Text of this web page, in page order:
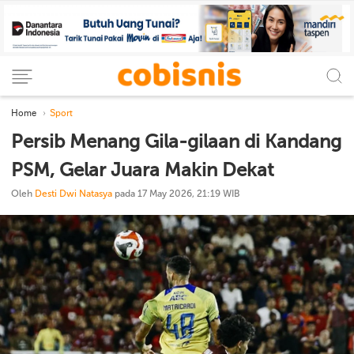
Home Sport
Persib Menang Gila-gilaan di Kandang
PSM, Gelar Juara Makin Dekat
Oleh Desti Dwi Natasya pada 17 May 2026, 21:19 WIB